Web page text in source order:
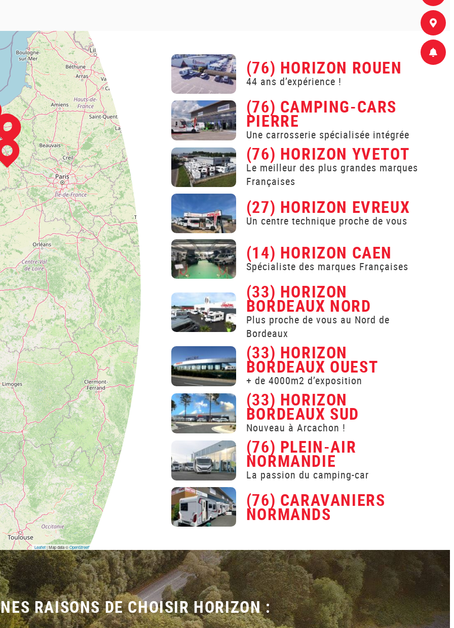
Leaflet| Map data ©OpenStreetMap
(76) HORIZON ROUEN
44 ans d’expérience !
(76) CAMPING-CARS
PIERRE
Une carrosserie spécialisée intégrée
(76) HORIZON YVETOT
Le meilleur des plus grandes marques
Françaises
(27) HORIZON EVREUX
Un centre technique proche de vous
(14) HORIZON CAEN
Spécialiste des marques Françaises
(33) HORIZON
BORDEAUX NORD
Plus proche de vous au Nord de
Bordeaux
(33) HORIZON
BORDEAUX OUEST
+ de 4000m2 d’exposition
(33) HORIZON
BORDEAUX SUD
Nouveau à Arcachon !
(76) PLEIN-AIR
NORMANDIE
La passion du camping-car
(76) CARAVANIERS
NORMANDS
RAISONS DE CHOISIR HORIZON :